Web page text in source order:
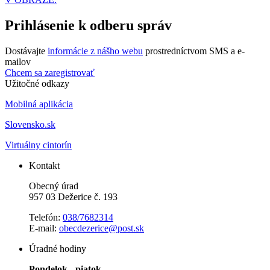
Prihlásenie k odberu správ
Dostávajte informácie z nášho webu prostredníctvom SMS a e-
mailov
Chcem sa zaregistrovať
Užitočné odkazy
Mobilná aplikácia
Slovensko.sk
Virtuálny cintorín
Kontakt
Obecný úrad
957 03 Dežerice č. 193
Telefón: 038/7682314
E-mail: obecdezerice@post.sk
Úradné hodiny